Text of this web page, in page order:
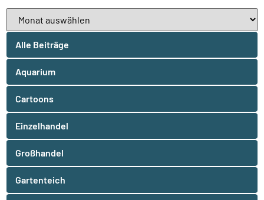
Alle Beiträge
Aquarium
Cartoons
Einzelhandel
Großhandel
Gartenteich